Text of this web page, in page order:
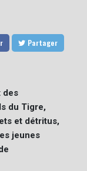
Partager
des
du Tigre,
et détritus,
jeunes